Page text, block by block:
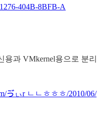
404B-8BFB-A
과 VMkernel용으로 분리
ゔぃr ㄴㄴㅎㅎㅎ/2010/06/